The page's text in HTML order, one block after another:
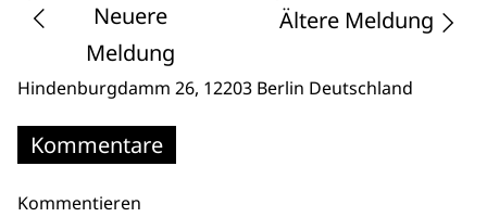
Neuere
Meldung
Ältere Meldung
Hindenburgdamm 26, 12203 Berlin Deutschland
Kommentare
Kommentieren